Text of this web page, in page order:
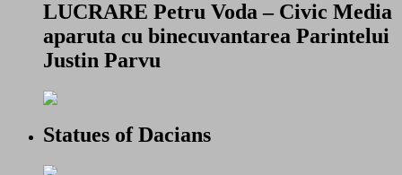
LUCRARE Petru Voda – Civic Media
aparuta cu binecuvantarea Parintelui
Justin Parvu
Statues of Dacians